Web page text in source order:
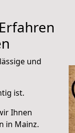
und
ist.
Ihnen
in Mainz.